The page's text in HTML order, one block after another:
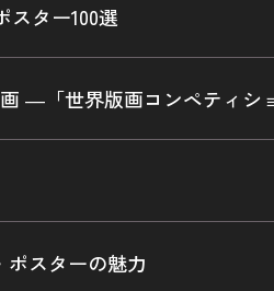
ター100選
―「世界版画コンペティ
スターの魅力